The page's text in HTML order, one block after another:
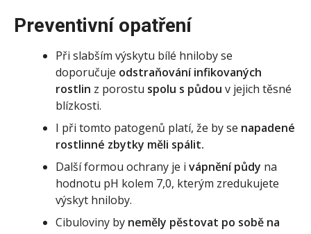
Preventivní opatření
Při slabším výskytu bílé hniloby se
doporučuje odstraňování infikovaných
rostlin z porostu spolu s půdou v jejich těsné
blízkosti.
I při tomto patogenů platí, že by se napadené
rostlinné zbytky měli spálit.
Další formou ochrany je i vápnění půdy na
hodnotu pH kolem 7,0, kterým zredukujete
výskyt hniloby.
Cibuloviny by neměly pěstovat po sobě na